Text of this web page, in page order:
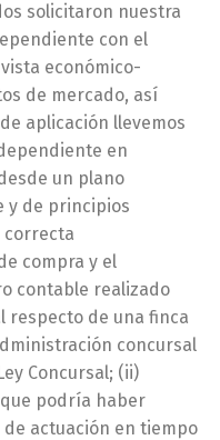
solicitaron nuestra
con el
económico-
de mercado, así
aplicación llevemos
en
un plano
y de principios
correcta
compra y el
contable realizado
respecto de una finca
concursal
Concursal; (ii)
podría haber
actuación en tiempo